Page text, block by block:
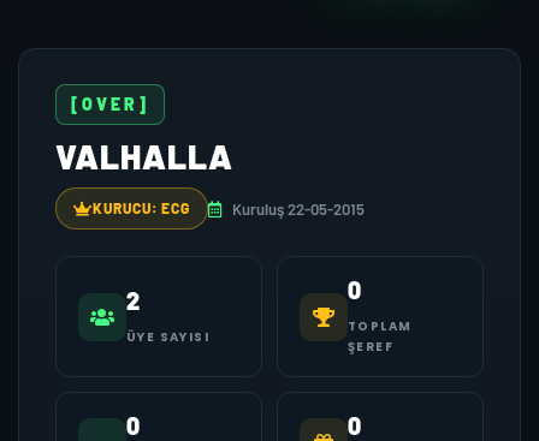
[OVER]
VALHALLA
KURUCU: ECG Kuruluş 22-05-2015
2
ÜYE SAYISI
0
TOPLAM
ŞEREF
0 0